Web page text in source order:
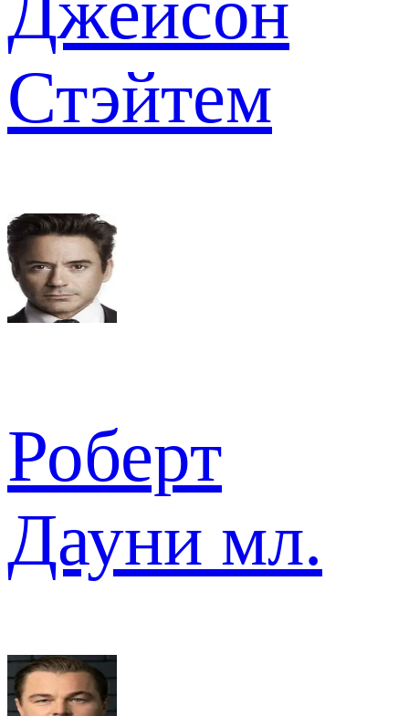
Стэйтем
Роберт
Дауни мл.